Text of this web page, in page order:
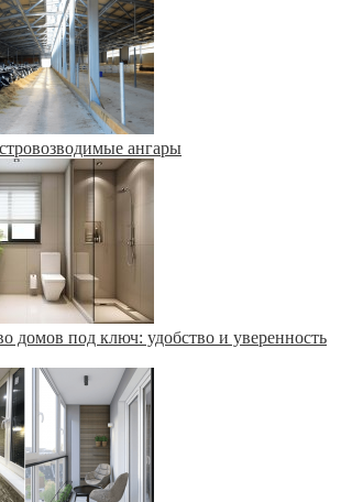
ангары
домов под ключ: удобство и уверенность